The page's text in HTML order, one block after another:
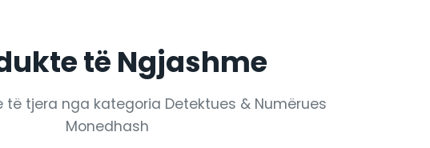
të Ngjashme
të tjera nga kategoria Detektues & Numërues
Monedhash